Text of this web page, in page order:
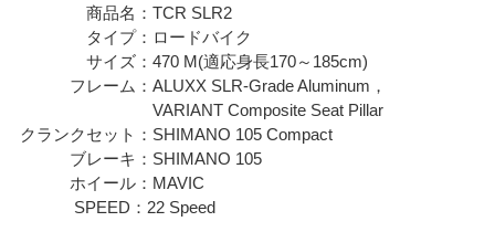
商品名：TCR SLR2
タイプ：ロードバイク
サイズ：470 M(適応身長170～185cm)
フレーム：ALUXX SLR-Grade Aluminum，
VARIANT Composite Seat Pillar
クランクセット：SHIMANO 105 Compact
ブレーキ：SHIMANO 105
ホイール：MAVIC
SPEED：22 Speed